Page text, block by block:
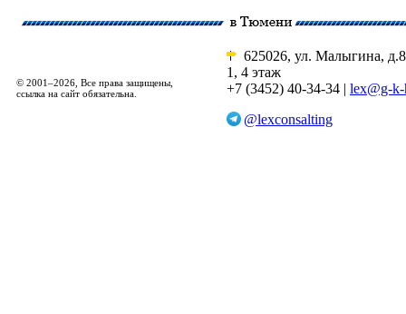
© 2001–2026, Все права защищены,
ссылка на сайт обязательна.
625026, ул. Малыгина,
1, 4 этаж
+7 (3452) 40-34-34 | lex@g-
@lexconsalting